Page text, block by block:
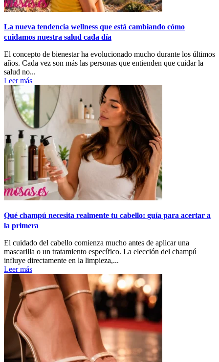
La nueva tendencia wellness que está cambiando cómo
cuidamos nuestra salud cada día
El concepto de bienestar ha evolucionado mucho durante los últimos
años. Cada vez son más las personas que entienden que cuidar la
salud no...
Leer más
Qué champú necesita realmente tu cabello: guía para acertar a
la primera
El cuidado del cabello comienza mucho antes de aplicar una
mascarilla o un tratamiento específico. La elección del champú
influye directamente en la limpieza,...
Leer más